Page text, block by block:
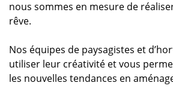
nous sommes en mesure de
rêve.
Nos équipes de paysagistes et
utiliser leur créativité et vous
les nouvelles tendances en